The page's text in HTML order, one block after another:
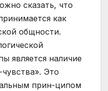
сказать, что
как
общности.
является наличие
Это
прин-ципом